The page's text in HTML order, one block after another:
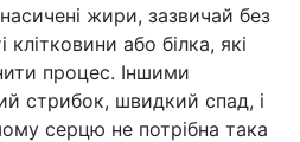
жири, зазвичай без
клітковини або білка, які
процес. Іншими
стрибок, швидкий спад, і
серцю не потрібна така